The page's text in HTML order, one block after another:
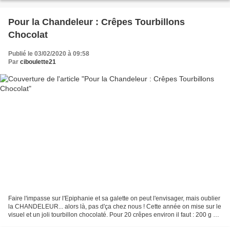
Pour la Chandeleur : Crêpes Tourbillons
Chocolat
Publié le 03/02/2020 à 09:58
Par ciboulette21
Faire l'impasse sur l'Epiphanie et sa galette on peut l'envisager, mais oublier
la CHANDELEUR... alors là, pas d'ça chez nous ! Cette année on mise sur le
visuel et un joli tourbillon chocolaté. Pour 20 crêpes environ il faut : 200 g de